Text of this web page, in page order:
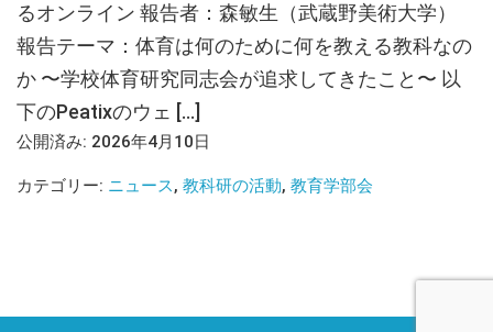
るオンライン 報告者：森敏生（武蔵野美術大学）
報告テーマ：体育は何のために何を教える教科なの
か 〜学校体育研究同志会が追求してきたこと〜 以
下のPeatixのウェ […]
公開済み: 2026年4月10日
カテゴリー: ニュース, 教科研の活動, 教育学部会